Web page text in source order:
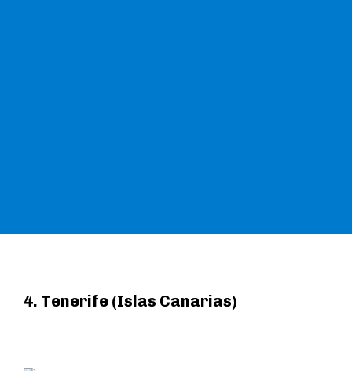
4. Tenerife (Islas Canarias)